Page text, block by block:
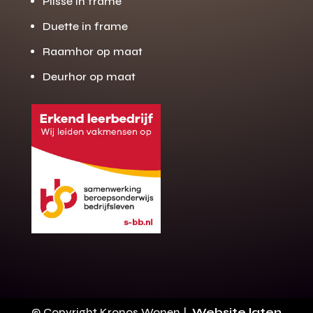
Gratis offerte
op maat?
Binnen 24 uur jouw gratis offerte
10 jaar garantie op de montage
Duette in frame
Raamhor op maat
Deurhor op maat